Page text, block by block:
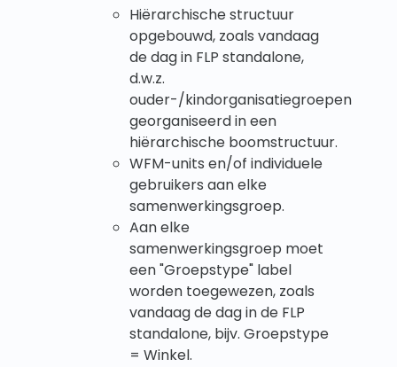
Hiërarchische structuur
opgebouwd, zoals vandaag
de dag in FLP standalone,
d.w.z.
ouder-/kindorganisatiegroepen
georganiseerd in een
hiërarchische boomstructuur.
WFM-units en/of individuele
gebruikers aan elke
samenwerkingsgroep.
Aan elke
samenwerkingsgroep moet
een "Groepstype" label
worden toegewezen, zoals
vandaag de dag in de FLP
standalone, bijv. Groepstype
= Winkel.